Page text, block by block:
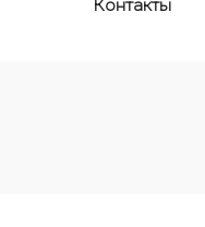
Контакты